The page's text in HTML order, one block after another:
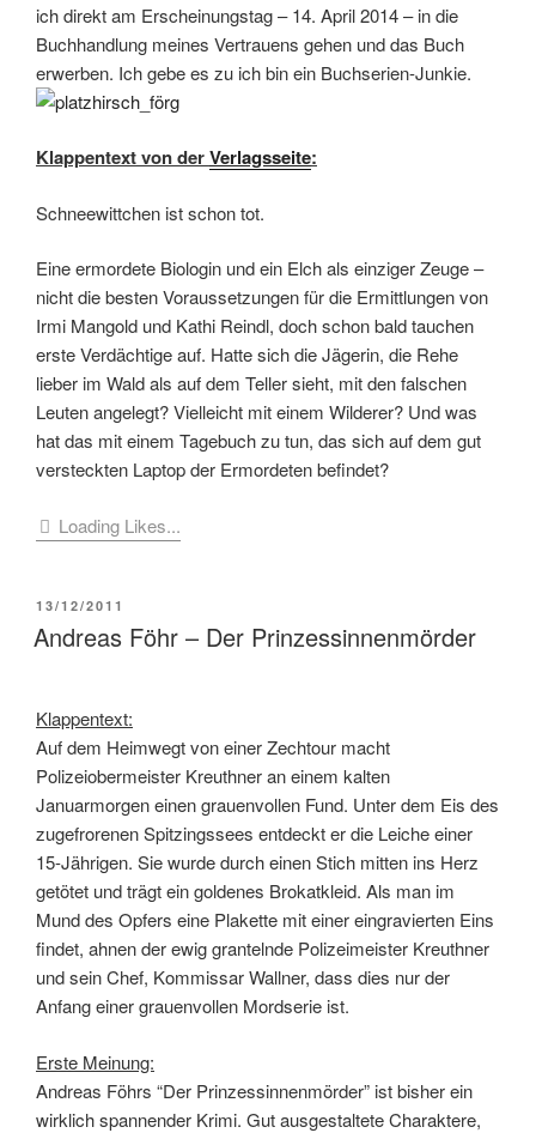
ich direkt am Erscheinungstag – 14. April 2014 – in die
Buchhandlung meines Vertrauens gehen und das Buch
erwerben. Ich gebe es zu ich bin ein Buchserien-Junkie.
Klappentext von derVerlagsseite:
Schneewittchen ist schon tot.
Eine ermordete Biologin und ein Elch als einziger Zeuge –
nicht die besten Voraussetzungen für die Ermittlungen von
Irmi Mangold und Kathi Reindl, doch schon bald tauchen
erste Verdächtige auf. Hatte sich die Jägerin, die Rehe
lieber im Wald als auf dem Teller sieht, mit den falschen
Leuten angelegt? Vielleicht mit einem Wilderer? Und was
hat das mit einem Tagebuch zu tun, das sich auf dem gut
versteckten Laptop der Ermordeten befindet?
Loading Likes...
VERÖFFENTLICHT
AM
13/12/2011
Andreas Föhr – Der Prinzessinnenmörder
Klappentext:
Auf dem Heimwegt von einer Zechtour macht
Polizeiobermeister Kreuthner an einem kalten
Januarmorgen einen grauenvollen Fund. Unter dem Eis des
zugefrorenen Spitzingssees entdeckt er die Leiche einer
15-Jährigen. Sie wurde durch einen Stich mitten ins Herz
getötet und trägt ein goldenes Brokatkleid. Als man im
Mund des Opfers eine Plakette mit einer eingravierten Eins
findet, ahnen der ewig grantelnde Polizeimeister Kreuthner
und sein Chef, Kommissar Wallner, dass dies nur der
Anfang einer grauenvollen Mordserie ist.
Erste Meinung:
Andreas Föhrs “Der Prinzessinnenmörder” ist bisher ein
wirklich spannender Krimi. Gut ausgestaltete Charaktere,